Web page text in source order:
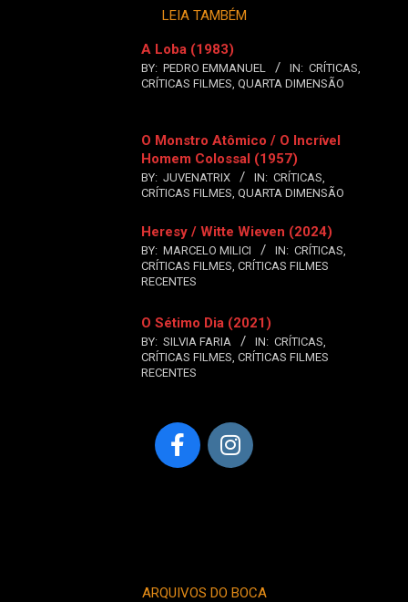
LEIA TAMBÉM
A Loba (1983)
BY: PEDRO EMMANUEL IN: CRÍTICAS,
CRÍTICAS FILMES, QUARTA DIMENSÃO
O Monstro Atômico / O Incrível
Homem Colossal (1957)
BY: JUVENATRIX IN: CRÍTICAS,
CRÍTICAS FILMES, QUARTA DIMENSÃO
Heresy / Witte Wieven (2024)
BY: MARCELO MILICI IN: CRÍTICAS,
CRÍTICAS FILMES, CRÍTICAS FILMES
RECENTES
O Sétimo Dia (2021)
BY: SILVIA FARIA IN: CRÍTICAS,
CRÍTICAS FILMES, CRÍTICAS FILMES
RECENTES
ARQUIVOS DO BOCA